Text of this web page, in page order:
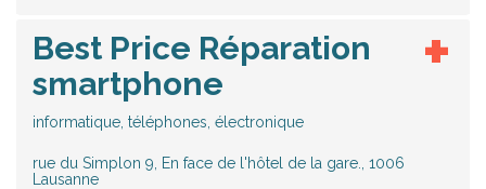
Best Price Réparation
smartphone
informatique, téléphones, électronique
rue du Simplon 9, En face de l'hôtel de la gare., 1006
Lausanne